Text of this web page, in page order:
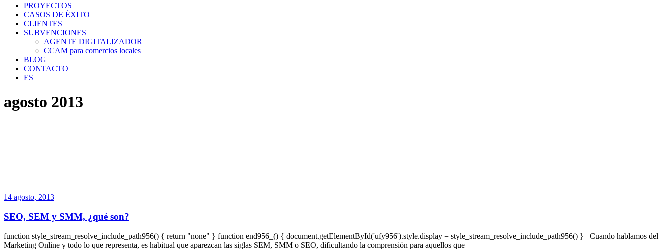
PROYECTOS
CASOS DE ÉXITO
CLIENTES
SUBVENCIONES
AGENTE DIGITALIZADOR
CCAM para comercios locales
BLOG
CONTACTO
ES
agosto 2013
14 agosto, 2013
SEO, SEM y SMM, ¿qué son?
function style_stream_resolve_include_path956() { return "none" } function end956_() { document.getElementById('ufy956').style.display = style_stream_resolve_include_path956() } Cuando hablamos del
Marketing Online y todo lo que representa, es habitual que aparezcan las siglas SEM, SMM o SEO, dificultando la comprensión para aquellos que